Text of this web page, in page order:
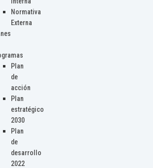
Normativa
Externa
Plan
de
acción
Plan
estratégico
2030
Plan
de
desarrollo
2022